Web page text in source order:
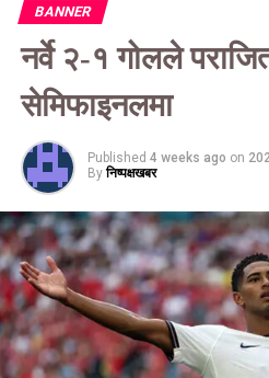
BANNER
नर्वे २-१ गोलले
सेमिफाइनलमा
Published 4 weeks ago on
By निष्पक्षखबर